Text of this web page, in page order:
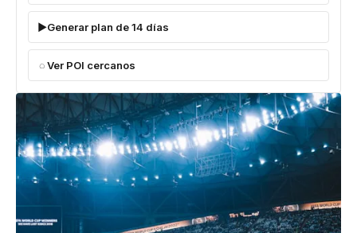
Generar plan de 14 días
Ver POI cercanos